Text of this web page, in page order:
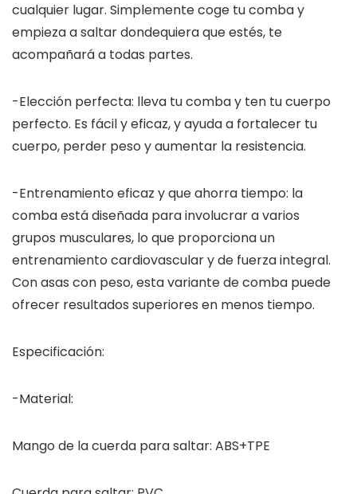
cualquier lugar. Simplemente coge tu comba y
empieza a saltar dondequiera que estés, te
acompañará a todas partes.
-Elección perfecta: lleva tu comba y ten tu cuerpo
perfecto. Es fácil y eficaz, y ayuda a fortalecer tu
cuerpo, perder peso y aumentar la resistencia.
-Entrenamiento eficaz y que ahorra tiempo: la
comba está diseñada para involucrar a varios
grupos musculares, lo que proporciona un
entrenamiento cardiovascular y de fuerza integral.
Con asas con peso, esta variante de comba puede
ofrecer resultados superiores en menos tiempo.
Especificación:
-Material:
Mango de la cuerda para saltar: ABS+TPE